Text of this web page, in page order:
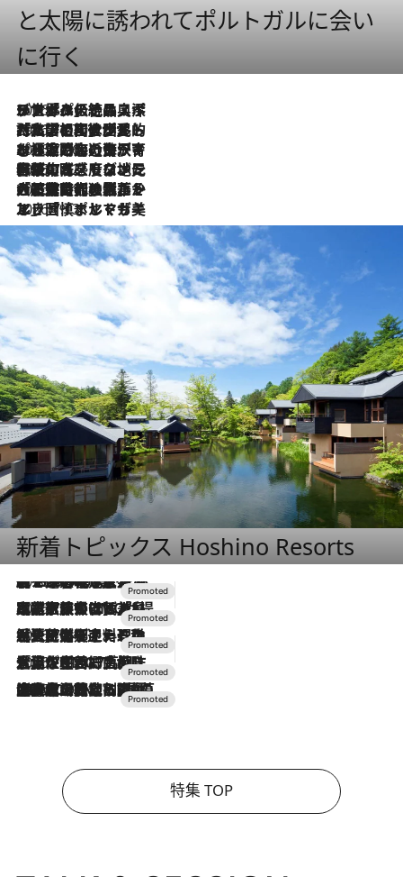
と太陽に誘われてポルトガルに会い
に行く
2026.8.8
リスボンの絶品スイーツ「パステル・デ・ナタ」とは？ポルトガル伝統の奥深い世界へ
2026.7.27
「私の祖国はポルトガル語です」国民的詩人フェルナンド・ペソアと、彼が愛した文学の街を歩く
2026.7.26
ポルトガル近海が育む極上の海の幸。キリリと冷えた白ワインと愉しむ、シーフード専門店の贅沢
2026.7.22
伝統の味をモダンに昇華。高感度な地元客が集う、リスボンの最旬ガストロノミー
2026.7.21
大航海時代の栄華から、震災、独裁、そして革命へ。ポルトガル・首都リスボンの石畳に刻まれた「歴史の光と影」
2026.7.13
エッセイ・ヤマザキマリ「慎ましくも美しき国 ポルトガル」
新着トピックス Hoshino Resorts
2026.8.7
【トンボの足水浴】ヒノキの香りに包まれて涼感マックス！約13℃の湧水かけ流しを避暑地「星野温泉 トンボの湯」で体験
2026.7.31
【ホテル帰省】という選択肢をOMOが提案。家族とほどよい距離を保つには「昼は実家、夜は気兼ねなくホテルで！」
2026.7.24
【夏限定ディナーコース】旬を迎える稚鮎や花ズッキーニなどをイタリア・トスカーナの郷土料理の手法で満喫！
2026.7.17
「土佐和ハーブかき氷」がOMO7高知に登場！生姜、山椒、大葉など目にも舌にも涼を呼ぶ郷土の味
2026.7.10
NEW OPEN！【界 草津】名湯の地に誕生。趣の異なる2種の温泉と上州ならではの会席・蕎麦割烹など美食を味わう究極の癒やし旅
特集 TOP